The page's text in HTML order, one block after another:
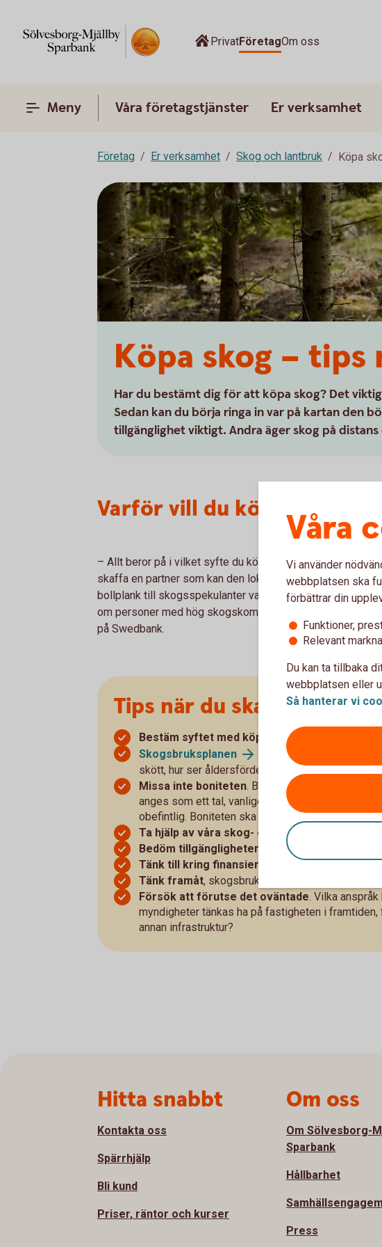
PrivatFöretagOm oss
Meny Våra företagstjänster Er verksamhet
Företag Er verksamhet Skog och lantbruk Köpa
Köpa skog – tips
Har du bestämt dig för att köpa skog? Det
Sedan kan du börja ringa in var på kartan den
tillgänglighet viktigt. Andra äger skog på
Varför vill du köpa skog?
– Allt beror på i vilket syfte du köper skogen. Ska du hitta
skaffa en partner som kan den lokala marknaden. Vi finns
bollplank till skogsspekulanter vad gäller lokal
om personer med hög skogskompetens lokalt, säger
på Swedbank.
Tips när du ska köpa
Bestäm syftet med köpet.
Vad du vill ha skogen
Skogsbruksplanen
är en viktig del -
skött, hur ser åldersfördelningen ut?
Missa inte boniteten. Boniteten beskriver
anges som ett tal, vanligen mellan 2 och 12, där
obefintlig. Boniteten ska finnas med i alla
Ta hjälp av våra skog- och lantbruksansvariga
Bedöm tillgängligheten
. Saknas skogsvägar
Tänk till kring finansiering,
räkna, analysera
Tänk framåt, skogsbruk är långsiktigt.
Försök att förutse det oväntade. Vilka anspråk
myndigheter tänkas ha på fastigheten i
annan infrastruktur?
Våra
Vi använder
webbplatsen ska
förbättrar din
Funktioner,
Relevant
Du kan ta tillbaka
webbplatsen eller
Så hanterar vi
Hitta snabbt
Kontakta oss
Spärrhjälp
Bli kund
Priser, räntor och kurser
Om oss
Om Sölvesborg-
Sparbank
Hållbarhet
Press